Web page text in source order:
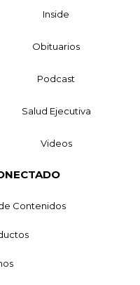
Inside
Obituarios
Podcast
Salud Ejecutiva
Videos
Contenidos